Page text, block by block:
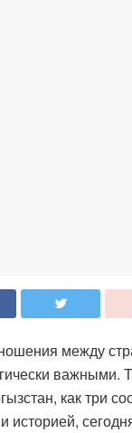
между
важными.
как три
историей,